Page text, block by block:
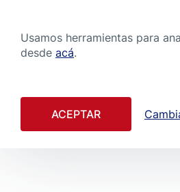
Usamos herramientas para
desde acá.
ACEPTAR